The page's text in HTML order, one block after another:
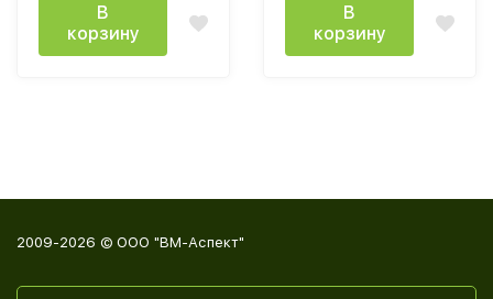
В
корзину
В
корзину
2009-2026 © ООО "ВМ-Аспект"